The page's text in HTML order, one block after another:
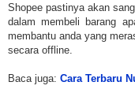
Shopee pastinya akan
dalam membeli barang
membantu anda yang
secara offline.
Baca juga: Cara Terbaru